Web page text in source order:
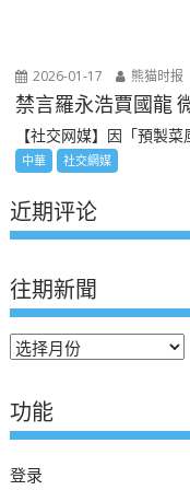
2026-01-17 熊猫时报
禁言羅永浩賈國龍
【社交网媒】因「預製菜
中華 社交網媒
近期评论
往期新聞
往
新
聞
功能
登录